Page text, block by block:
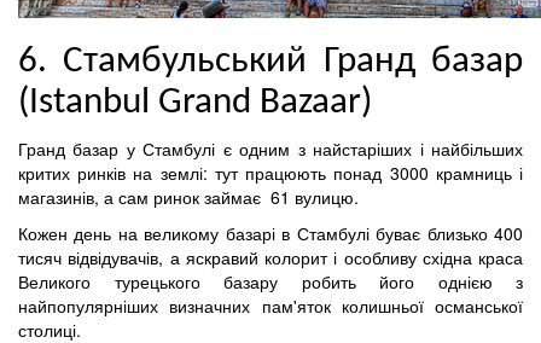
6. Стамбульський Гранд базар
(Istanbul Grand Bazaar)
Гранд базар у Стамбулі є одним з найстаріших і найбільших
критих ринків на землі: тут працюють понад 3000 крамниць і
магазинів, а сам ринок займає 61 вулицю.
Кожен день на великому базарі в Стамбулі буває близько 400
тисяч відвідувачів, а яскравий колорит і особливу східна краса
Великого турецького базару робить його однією з
найпопулярніших визначних пам'яток колишньої османської
столиці.